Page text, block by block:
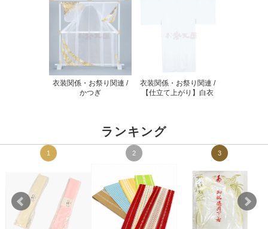
衣装関係・お祭り関連 /
かつぎ
衣装関係・お祭り関連 /
【仕立て上がり】白衣
ランキング
1 2 3